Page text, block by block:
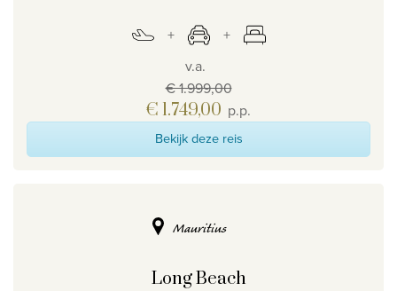
v.a.
€ 1.999,00
€ 1.749,00 p.p.
Bekijk deze reis
Mauritius
Long Beach